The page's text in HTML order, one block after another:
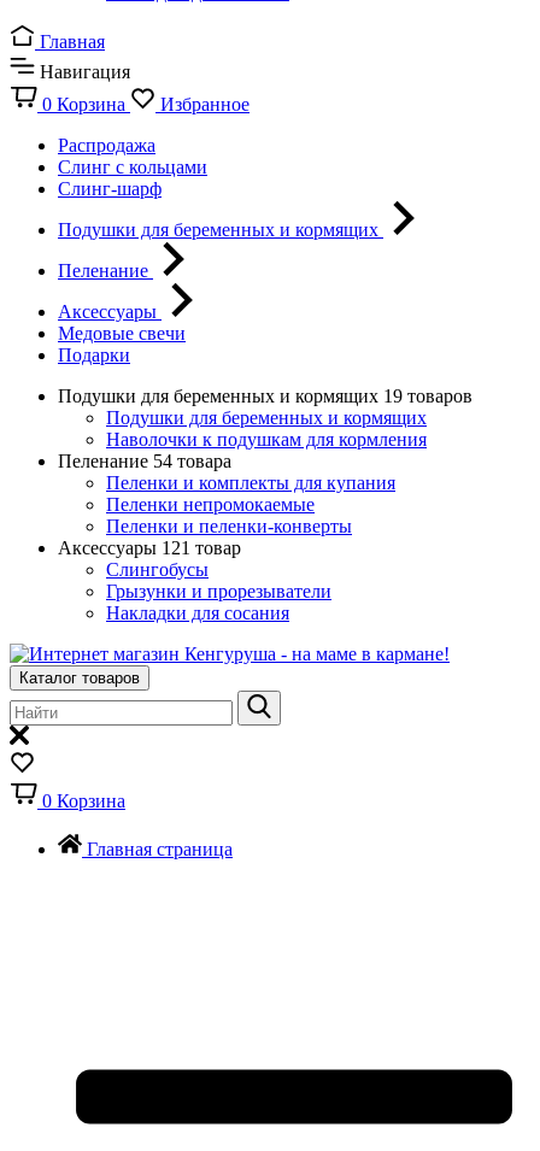
Главная
Навигация
0 Корзина
Избранное
Распродажа
Слинг с кольцами
Слинг-шарф
Подушки для беременных и кормящих
Пеленание
Аксессуары
Медовые свечи
Подарки
Подушки для беременных и кормящих 19 товаров
Подушки для беременных и кормящих
Наволочки к подушкам для кормления
Пеленание 54 товара
Пеленки и комплекты для купания
Пеленки непромокаемые
Пеленки и пеленки-конверты
Аксессуары 121 товар
Слингобусы
Грызунки и прорезыватели
Накладки для сосания
Каталог товаров
0 Корзина
Главная страница